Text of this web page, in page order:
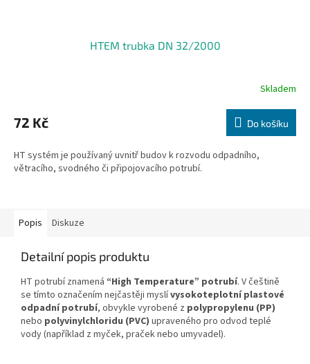
HTEM trubka DN 32/2000
Skladem
72 Kč Do košíku
HT systém je používaný uvnitř budov k rozvodu odpadního,
větracího, svodného či připojovacího potrubí.
Popis Diskuze
Detailní popis produktu
HT potrubí znamená “High Temperature” potrubí. V češtině
se tímto označením nejčastěji myslívysokoteplotní plastové
odpadní potrubí, obvykle vyrobené z polypropylenu (PP)
nebo polyvinylchloridu (PVC) upraveného pro odvod teplé
vody (například z myček, praček nebo umyvadel).